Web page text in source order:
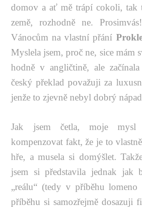
domov a ať mě trápí cokoli, tak
země, rozhodně ne.
Vánocům na vlastní přání
Myslela jsem, proč ne, sice mám
hodně v angličtině, ale
český překlad považuji za
jenže to zjevně nebyl dobrý
Jak jsem četla, moje mysl
kompenzovat fakt, že je to
hře, a musela si domýšlet.
jsem si představila jednak
„reálu“ (tedy v příběhu
příběhu si samozřejmě dosazuji